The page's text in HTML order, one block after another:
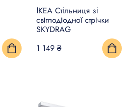
ІКЕА Стільниця зі
світлодіодної стрічки
SKYDRAG
1 149 ₴